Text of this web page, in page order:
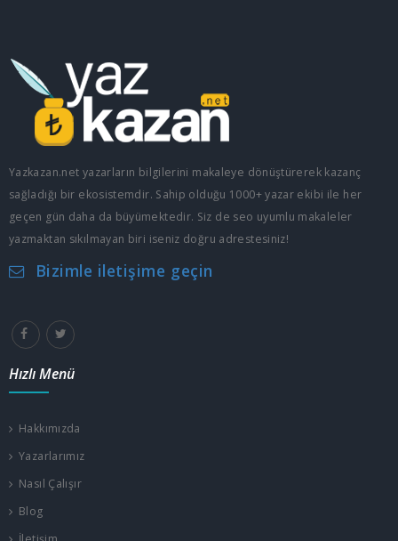
Yazkazan.net yazarların bilgilerini makaleye dönüştürerek kazanç
sağladığı bir ekosistemdir. Sahip olduğu 1000+ yazar ekibi ile her
geçen gün daha da büyümektedir. Siz de seo uyumlu makaleler
yazmaktan sıkılmayan biri iseniz doğru adrestesiniz!
Bizimle iletişime geçin
Hızlı Menü
Hakkımızda
Yazarlarımız
Nasıl Çalışır
Blog